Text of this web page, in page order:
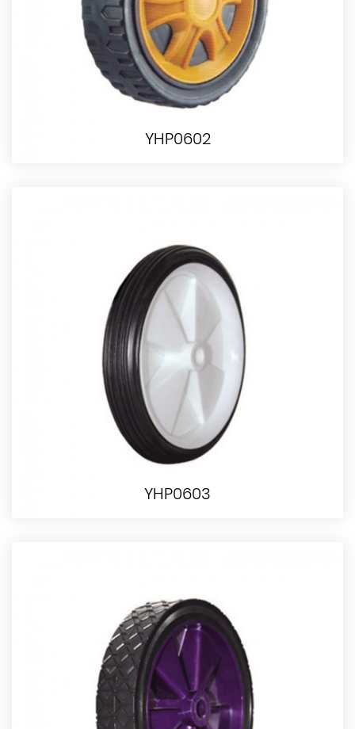
YHP0602
YHP0603